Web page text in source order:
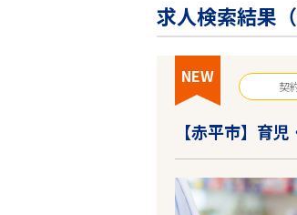
求人検索結果（
NEW 契
【赤平市】育